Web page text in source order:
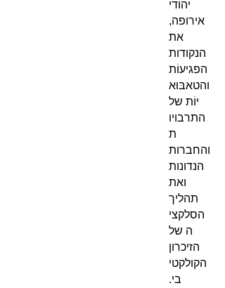
יהודי
אירופה,
את
הנקודות
הפגיעוֹת
והטאבּוּא
יוֹת של
התרבויו
ת
והחברות
הנדונות
ואת
תהליך
הסלקצי
ה של
הזיכרון
הקולקטי
בי.